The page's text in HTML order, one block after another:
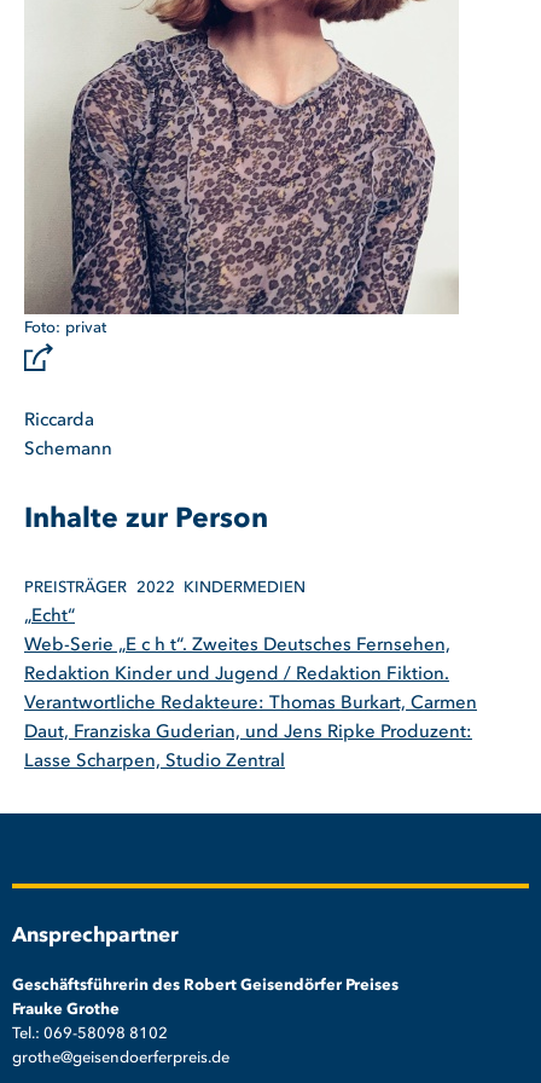
privat
Riccarda
Schemann
Inhalte zur Person
PREISTRÄGER 2022 KINDERMEDIEN
„Echt“
Web-Serie „E c h t“. Zweites Deutsches Fernsehen,
Redaktion Kinder und Jugend / Redaktion Fiktion.
Verantwortliche Redakteure: Thomas Burkart, Carmen
Daut, Franziska Guderian, und Jens Ripke Produzent:
Lasse Scharpen, Studio Zentral
Ansprechpartner
Geschäftsführerin des Robert Geisendörfer Preises
Frauke Grothe
Tel.: 069-58098 8102
grothe@geisendoerferpreis.de